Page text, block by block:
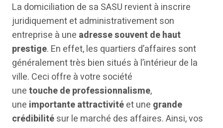
La domiciliation de sa SASU revient à inscrire
juridiquement et administrativement son
entreprise à une adresse souvent de haut
prestige. En effet, les quartiers d’affaires sont
généralement très bien situés à l’intérieur de la
ville. Ceci offre à votre société
unetouchedeprofessionnalisme,
une importante attractivitéet une grande
crédibilitésur le marché des affaires. Ainsi, vos